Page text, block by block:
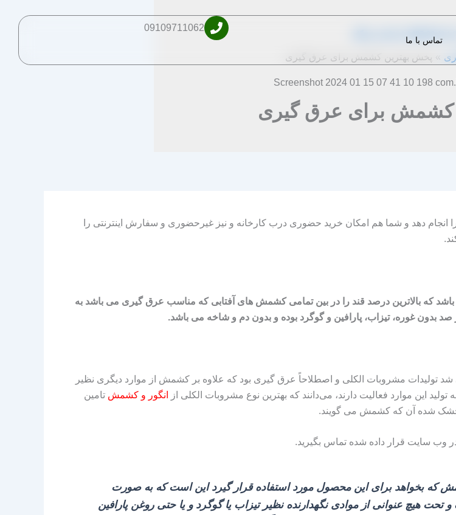
تماس با ما
09109711062
|1403-02-11
پخش بهترین کشمش برای عرق گیری
کشمش برای عرق گیری
دهد و شما هم امکان خرید حضوری درب کارخانه و نیز غیرحضوری و سفارش اینترنتی را
که بالاترین درصد قند را در بین تمامی کشمش های آفتابی که مناسب عرق گیری می باشد به
غوره، تیزاب، پارافین و گوگرد بوده و بدون دم و شاخه می باشد.
تولیدات مشروبات الکلی و اصطلاحاً عرق گیری بود که علاوه بر کشمش از موارد دیگری نظیر
این موارد فعالیت دارند، می‌دانند که بهترین نوع مشروبات الکلی از
انگور و کشمش تامین
و خشک شده آن که کشمش می‌ گویند.
وب سایت قرار داده شده تماس بگیرید.
که بخواهد برای این محصول مورد استفاده قرار گیرد این است که به صورت
هیچ عنوانی از موادی نگهدارنده نظیر تیزاب یا گوگرد و یا حتی روغن پارافین